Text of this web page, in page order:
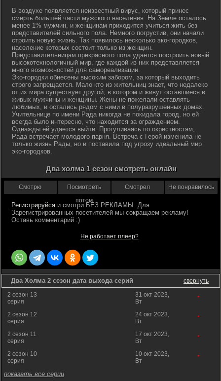
В воздухе появляется неизвестный вирус, который принес
смерть большей части мужского населения. На Земле осталось
менее 1% мужчин, и женщинам приходится учиться жить без
представителей сильного пола. Немного погрустив, они начали
строить новую жизнь. Так появилось несколько эко-городков,
население которых состоит только из женщин.
Представительницам прекрасного пола удается построить новый
высокотехнологичный мир, где каждой из них представляется
много возможностей для самореализации.
Эко-городки обнесены высоким забором, за который выходить
строго запрещается. Мало кто из жительниц знает, что недалеко
от их мира существует другой, в котором и живут оставшиеся в
живых мужчины и женщины. Жены не пожелали оставлять
любимых, и остались рядом с ними в полуразрушенных домах.
Учительнице по имени Рада никогда не покидала город, но ей
всегда было интересно, что находится за ограждением.
Однажды ей удается выйти. Прогуливаясь по окрестностям,
Рада встречает молодого парня. Встреча с Герой изменила не
только жизнь Рады, но и поставила под угрозу идеальный мир
эко-городков.
Два холма 1 сезон смотреть онлайн
Смотрю
Посмотреть
потом
Смотрел Не понравилось
Регистрируйся
Не работает плеер?
Два Холма 2 сезон дата выхода серий
свернуть
2 сезон 13
серия
31 окт 2023,
Вт
*
2 сезон 12
серия
24 окт 2023,
Вт
*
2 сезон 11
серия
17 окт 2023,
Вт
*
2 сезон 10
серия
10 окт 2023,
Вт
*
показать все серии